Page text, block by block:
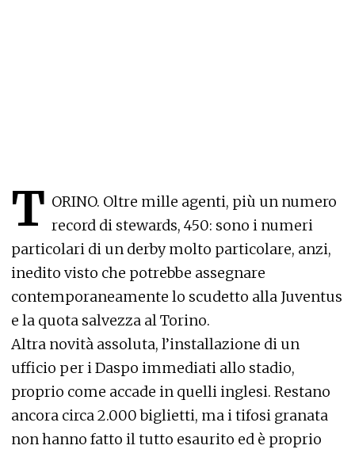
T ORINO. Oltre mille agenti, più un numero
record di stewards, 450: sono i numeri
particolari di un derby molto particolare, anzi,
inedito visto che potrebbe assegnare
contemporaneamente lo scudetto alla Juventus
e la quota salvezza al Torino.
Altra novità assoluta, l’installazione di un
ufficio per i Daspo immediati allo stadio,
proprio come accade in quelli inglesi. Restano
ancora circa 2.000 biglietti, ma i tifosi granata
non hanno fatto il tutto esaurito ed è proprio